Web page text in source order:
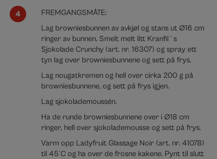
FREMGANGSMÅTE:
Lag browniesbunnen av avkjøl og stans ut Ø16 cm
ringer av bunnen. Smelt melt litt Kranfil`s
Sjokolade Crunchy (art. nr. 16307) og spray ett
tyn lag over browniesbunnene og sett på frys.
Lag nougatkremen og hell over cirka 200 g på
browniesbunnene, og sett på frys igjen.
Lag sjokolademoussén.
Ha de runde browniesbunnene over i Ø18 cm
ringer, hell over sjokolademousse og sett på frys.
Varm opp Ladyfruit Glassage Noir (art. nr. 41078)
til 45°C og ha over de frosne kakene. Pynt til slutt